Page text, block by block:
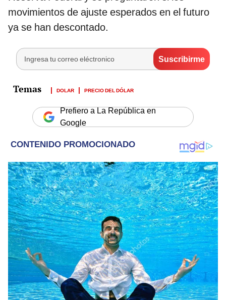
movimientos de ajuste esperados en el futuro
ya se han descontado.
DOLAR PRECIO DEL DÓLAR
Prefiero a La República en
Google